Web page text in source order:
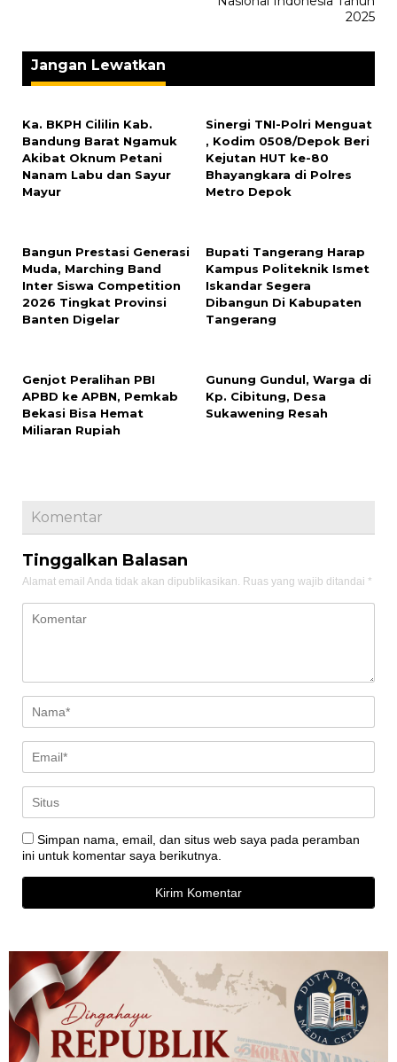
2025
Jangan Lewatkan
Ka. BKPH Cililin Kab.
Bandung Barat Ngamuk
Akibat Oknum Petani
Nanam Labu dan Sayur
Mayur
Sinergi TNI-Polri Menguat
, Kodim 0508/Depok Beri
Kejutan HUT ke-80
Bhayangkara di Polres
Metro Depok
Bangun Prestasi Generasi
Muda, Marching Band
Inter Siswa Competition
2026 Tingkat Provinsi
Banten Digelar
Bupati Tangerang Harap
Kampus Politeknik Ismet
Iskandar Segera
Dibangun Di Kabupaten
Tangerang
Genjot Peralihan PBI
APBD ke APBN, Pemkab
Bekasi Bisa Hemat
Miliaran Rupiah
Gunung Gundul, Warga di
Kp. Cibitung, Desa
Sukawening Resah
Komentar
Tinggalkan Balasan
Alamat email Anda tidak akan dipublikasikan. Ruas yang wajib ditandai *
Simpan nama, email, dan situs web saya pada peramban
ini untuk komentar saya berikutnya.